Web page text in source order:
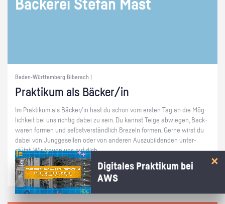
Bä­cke­rei Ste­fan Mast
Baden-Württemberg Biberach |
Prak­ti­kum als Bä­cker/in
Im Prak­ti­kum als Bä­cker/in hast du schon vom ers­ten Tag an die Mög­
lich­keit bei uns rich­tig dabei zu sein. Du kannst Teige ab­wie­gen, Back­
wa­ren for­men und selbst­ver­ständ­lich Bre­zeln for­men. Gerne wirst du
dabei von Jung­ge­sel­len oder von an­de­ren Aus­zu­bil­den­den un­ter­
stützt. Wir freu­en uns auf dich.
Digitales Praktikum bei
AWS